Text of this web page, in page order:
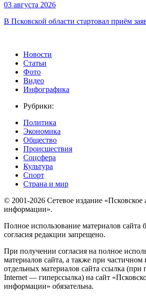
03 августа 2026
В Псковской области стартовал приём
Новости
Статьи
Фото
Видео
Инфографика
Рубрики:
Политика
Экономика
Общество
Происшествия
Соцсфера
Культура
Спорт
Страна и мир
© 2001-2026 Сетевое издание «Псковское
информации».
Полное использование материалов сайта
согласия редакции запрещено.
При получении согласия на полное
материалов сайта, а также при частичном
отдельных материалов сайта ссылка (при
Internet — гиперссылка) на сайт
информации» обязательна.